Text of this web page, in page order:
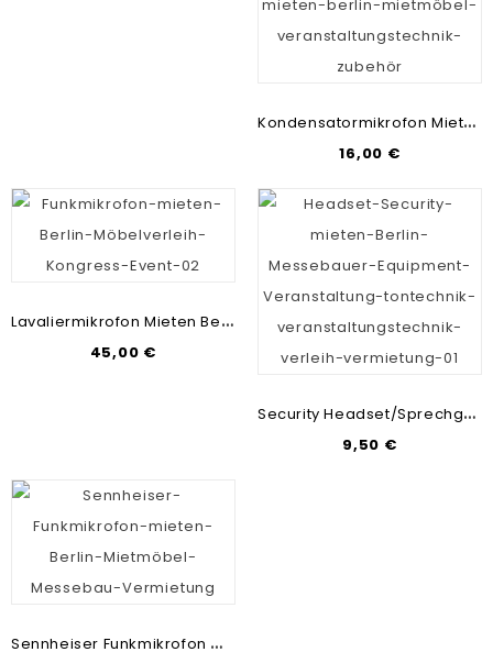
K
Ondensatormikrofon Mieten Berlin | Mikrofon Vermietung | Veranstaltungstechnik Günstig Mieten
16,00 €
L
Avaliermikrofon Mieten Berlin | Veranstaltungstechnik-Verleih | Mikrofon-Vermietung
45,00 €
S
Ecurity Headset/Sprechgarnitur Mieten | Tontechnik-Verleih | Veranstaltungstechnik
9,50 €
S
Ennheiser Funkmikrofon Mieten Berlin | Messebau & Mietmöbel | Veranstaltungstechnik Günstig